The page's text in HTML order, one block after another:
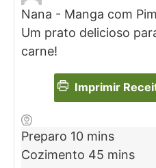
Nana - Manga com
Um prato delicioso
carne!
Imprimir
Preparo 10 mins
Cozimento 45 mins